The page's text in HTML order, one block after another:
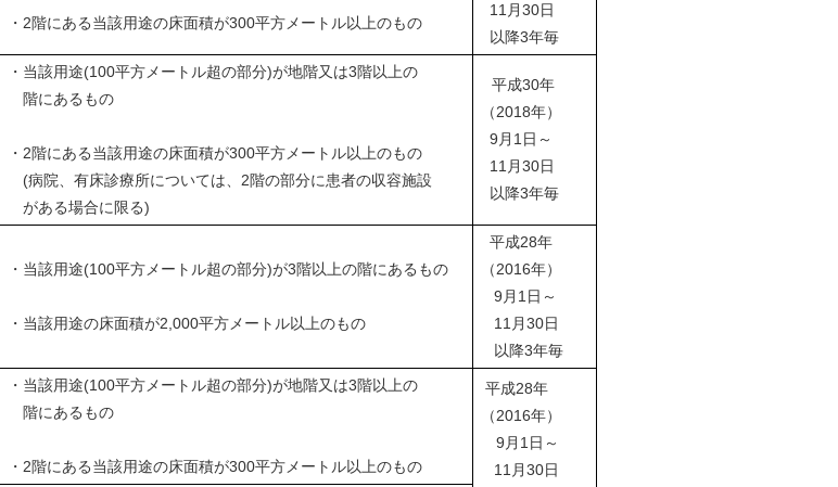
・2階にある当該用途の床面積が300平方メートル以上のもの
11月30日
以降3年毎
・当該用途(100平方メートル超の部分)が地階又は3階以上の
階にあるもの
・2階にある当該用途の床面積が300平方メートル以上のもの
(病院、有床診療所については、2階の部分に患者の収容施設
がある場合に限る)
平成30年
（2018年）
9月1日～
11月30日
以降3年毎
・当該用途(100平方メートル超の部分)が3階以上の階にあるもの
・当該用途の床面積が2,000平方メートル以上のもの
平成28年
（2016年）
9月1日～
11月30日
以降3年毎
・当該用途(100平方メートル超の部分)が地階又は3階以上の
階にあるもの
・2階にある当該用途の床面積が300平方メートル以上のもの
平成28年
（2016年）
9月1日～
11月30日